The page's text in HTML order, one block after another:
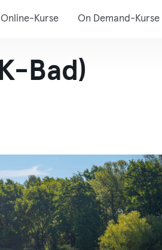
Online-Kurse On Demand-Kurse
Bad)